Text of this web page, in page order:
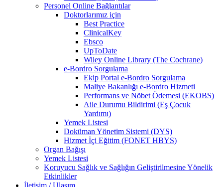
Personel Online Bağlantılar
Doktorlarımız için
Best Practice
ClinicalKey
Ebsco
UpToDate
Wiley Online Library (The Cochrane)
e-Bordro Sorgulama
Ekip Portal e-Bordro Sorgulama
Maliye Bakanlığı e-Bordro Hizmeti
Performans ve Nöbet Ödemesi (EKOBS)
Aile Durumu Bildirimi (Eş Çocuk
Yardımı)
Yemek Listesi
Doküman Yönetim Sistemi (DYS)
Hizmet İçi Eğitim (FONET HBYS)
Organ Bağışı
Yemek Listesi
Koruyucu Sağlık ve Sağlığın Geliştirilmesine Yönelik
Etkinlikler
İletişim / Ulaşım